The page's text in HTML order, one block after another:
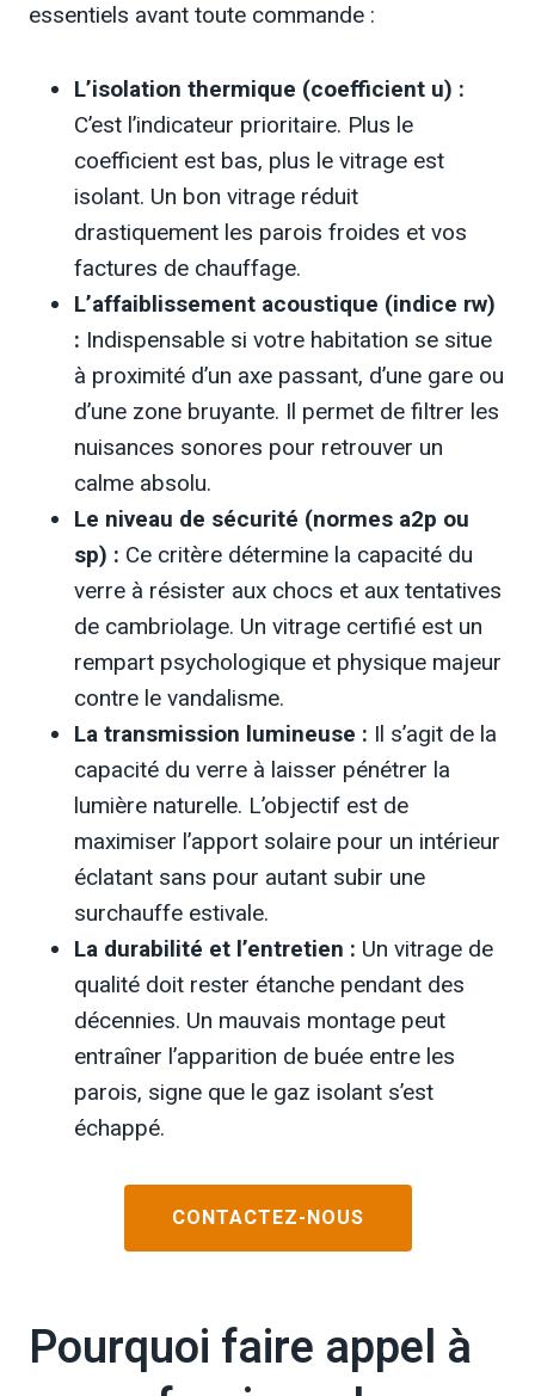
essentiels avant toute commande :
L’isolation thermique (coefficient u) :
C’est l’indicateur prioritaire. Plus le
coefficient est bas, plus le vitrage est
isolant. Un bon vitrage réduit
drastiquement les parois froides et vos
factures de chauffage.
L’affaiblissement acoustique (indice rw)
: Indispensable si votre habitation se situe
à proximité d’un axe passant, d’une gare ou
d’une zone bruyante. Il permet de filtrer les
nuisances sonores pour retrouver un
calme absolu.
Le niveau de sécurité (normes a2p ou
sp) : Ce critère détermine la capacité du
verre à résister aux chocs et aux tentatives
de cambriolage. Un vitrage certifié est un
rempart psychologique et physique majeur
contre le vandalisme.
La transmission lumineuse : Il s’agit de la
capacité du verre à laisser pénétrer la
lumière naturelle. L’objectif est de
maximiser l’apport solaire pour un intérieur
éclatant sans pour autant subir une
surchauffe estivale.
La durabilité et l’entretien : Un vitrage de
qualité doit rester étanche pendant des
décennies. Un mauvais montage peut
entraîner l’apparition de buée entre les
parois, signe que le gaz isolant s’est
échappé.
CONTACTEZ-NOUS
Pourquoi faire appel à